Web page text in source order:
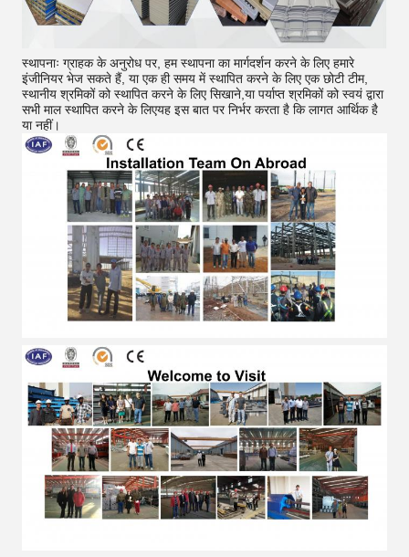
स्थापनाः ग्राहक के अनुरोध पर, हम स्थापना का मार्गदर्शन करने के लिए हमारे
इंजीनियर भेज सकते हैं, या एक ही समय में स्थापित करने के लिए एक छोटी टीम,
स्थानीय श्रमिकों को स्थापित करने के लिए सिखाने,या पर्याप्त श्रमिकों को स्वयं द्वारा
सभी माल स्थापित करने के लिएयह इस बात पर निर्भर करता है कि लागत आर्थिक है
या नहीं।